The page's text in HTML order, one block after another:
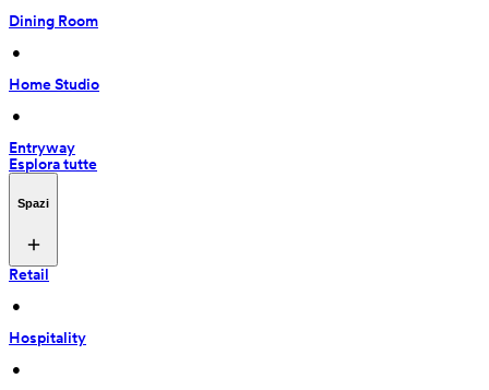
Dining Room
•
Home Studio
•
Entryway
Esplora tutte
Spazi
Retail
•
Hospitality
•